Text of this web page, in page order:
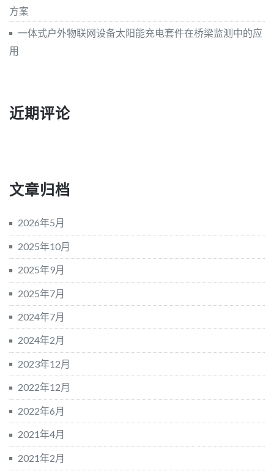
方案
一体式户外物联网设备太阳能充电套件在桥梁监测中的应
用
近期评论
文章归档
2026年5月
2025年10月
2025年9月
2025年7月
2024年7月
2024年2月
2023年12月
2022年12月
2022年6月
2021年4月
2021年2月